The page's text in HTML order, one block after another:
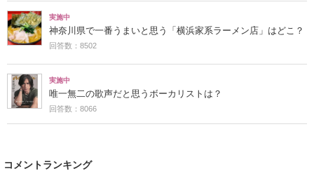
実施中
神奈川県で一番うまいと思う「横浜家系ラーメン店」はどこ？
回答数：8502
実施中
唯一無二の歌声だと思うボーカリストは？
回答数：8066
コメントランキング